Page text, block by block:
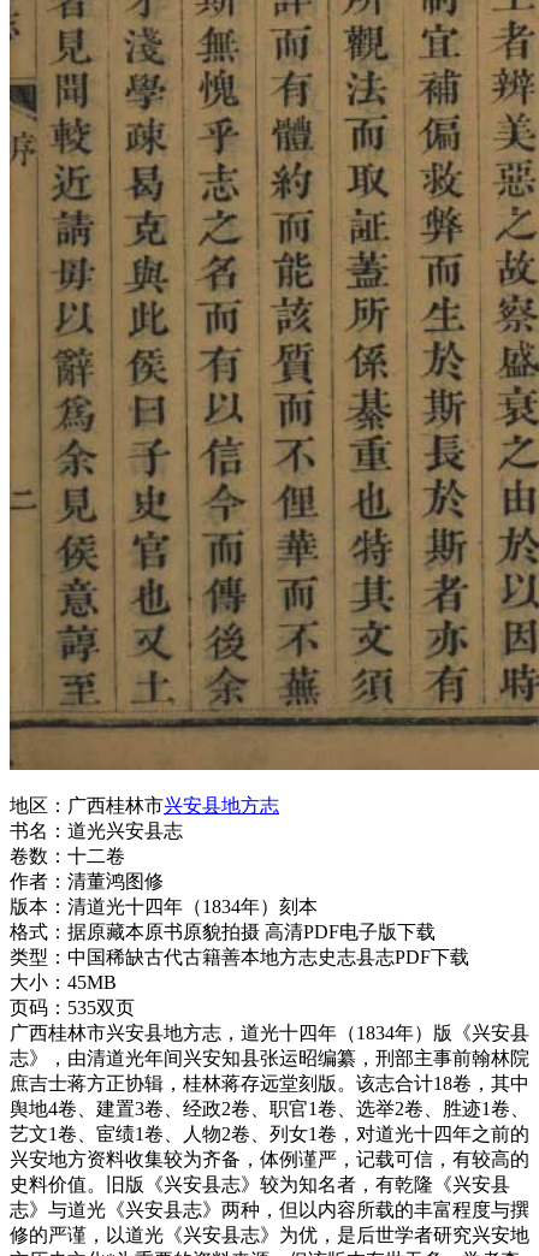
地区：广西桂林市兴安县地方志
书名：道光兴安县志
卷数：十二卷
作者：清董鸿图修
版本：清道光十四年（1834年）刻本
格式：据原藏本原书原貌拍摄 高清PDF电子版下载
类型：中国稀缺古代古籍善本地方志史志县志PDF下载
大小：45MB
页码：535双页
广西桂林市兴安县地方志，道光十四年（1834年）版《兴安县
志》，由清道光年间兴安知县张运昭编纂，刑部主事前翰林院
庶吉士蒋方正协辑，桂林蒋存远堂刻版。该志合计18卷，其中
舆地4卷、建置3卷、经政2卷、职官1卷、选举2卷、胜迹1卷、
艺文1卷、宦绩1卷、人物2卷、列女1卷，对道光十四年之前的
兴安地方资料收集较为齐备，体例谨严，记载可信，有较高的
史料价值。旧版《兴安县志》较为知名者，有乾隆《兴安县
志》与道光《兴安县志》两种，但以内容所载的丰富程度与撰
修的严谨，以道光《兴安县志》为优，是后世学者研究兴安地